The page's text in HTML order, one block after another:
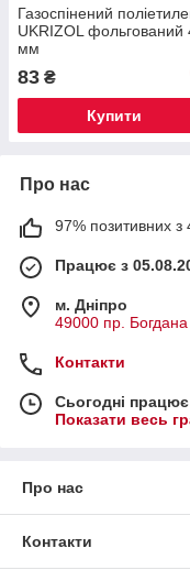
Газоспінений
UKRIZOL фольгований
мм
83 ₴
Купити
Про нас
97% позитивних з
Працює з
м. Дніпро
49000 пр.
Контакти
Сьогодні
Показати весь
Про нас
Контакти